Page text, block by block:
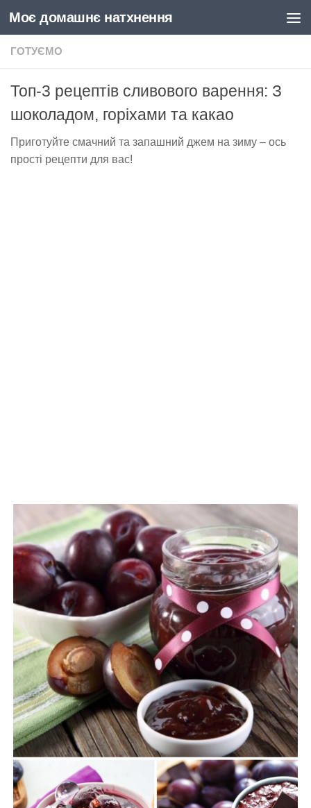
Skip to content
Моє домашнє натхнення
ГОТУЄМО
Топ-3 рецептів сливового варення: З
шоколадом, горіхами та какао
Приготуйте смачний та запашний джем на зиму – ось
прості рецепти для вас!